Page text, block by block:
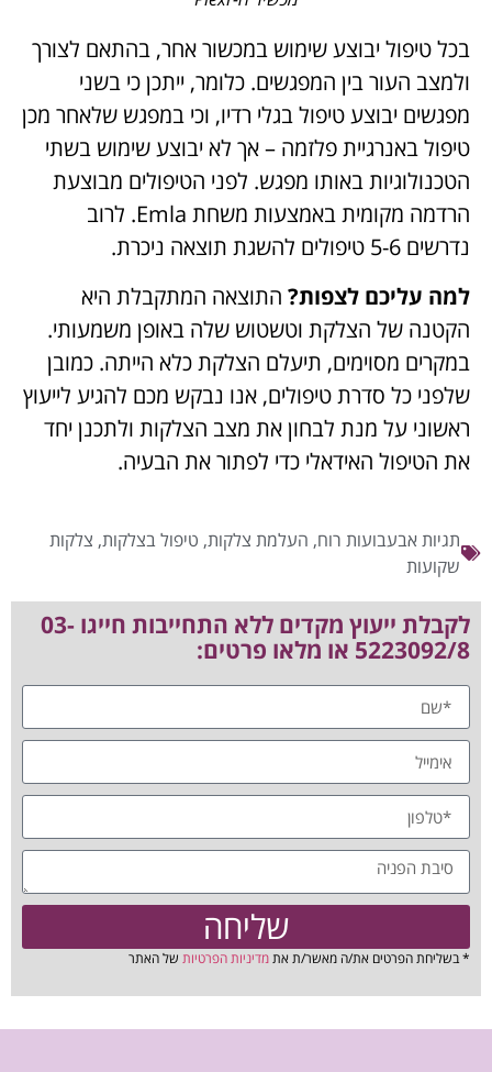
בכל טיפול יבוצע שימוש במכשור אחר, בהתאם לצורך
ולמצב העור בין המפגשים. כלומר, ייתכן כי בשני
מפגשים יבוצע טיפול בגלי רדיו, וכי במפגש שלאחר מכן
טיפול באנרגיית פלזמה – אך לא יבוצע שימוש בשתי
הטכנולוגיות באותו מפגש. לפני הטיפולים מבוצעת
הרדמה מקומית באמצעות משחת Emla. לרוב
נדרשים 5-6 טיפולים להשגת תוצאה ניכרת.
למה עליכם לצפות? התוצאה המתקבלת היא
הקטנה של הצלקת וטשטוש שלה באופן משמעותי.
במקרים מסוימים, תיעלם הצלקת כלא הייתה. כמובן
שלפני כל סדרת טיפולים, אנו נבקש מכם להגיע לייעוץ
ראשוני על מנת לבחון את מצב הצלקות ולתכנן יחד
את הטיפול האידאלי כדי לפתור את הבעיה.
תגיותאבעבועות רוח, העלמת צלקות, טיפול בצלקות, צלקות
שקועות
לקבלת ייעוץ מקדים ללא התחייבות חייגו 03-
5223092/8 או מלאו פרטים:
שליחה
* בשליחת הפרטים את/ה מאשר/ת אתמדיניות הפרטיות של האתר